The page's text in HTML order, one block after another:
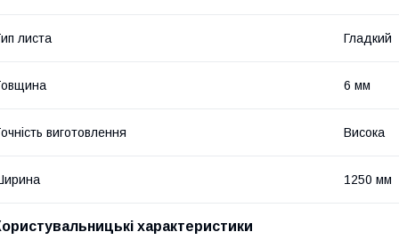
листа Гладкий
6 мм
виготовлення Висока
1250 мм
характеристики